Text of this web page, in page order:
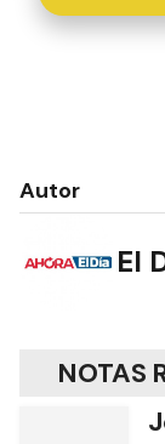
Autor
El
NOTAS